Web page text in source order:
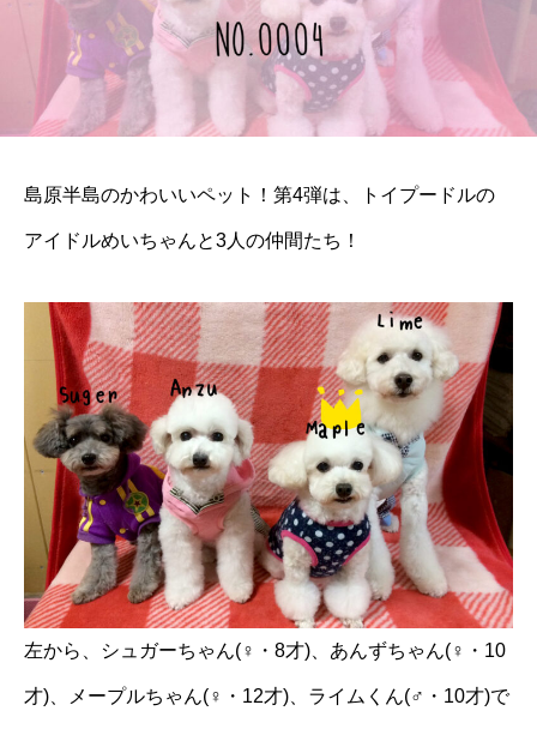
島原半島のかわいいペット！第4弾は、トイプードルの
アイドルめいちゃんと3人の仲間たち！
左から、シュガーちゃん(♀・8才)、あんずちゃん(♀・10
才)、メープルちゃん(♀・12才)、ライムくん(♂・10才)で